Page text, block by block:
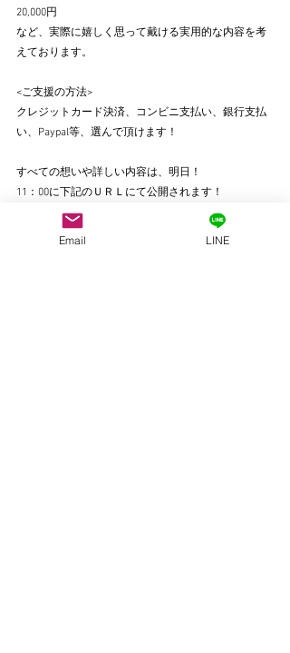
20,000円
など、実際に嬉しく思って戴ける実用的な内容を考
えております。
<ご支援の方法>
クレジットカード決済、コンビニ支払い、銀行支払
い、Paypal等、選んで頂けます！
すべての想いや詳しい内容は、明日！
11：00に下記のＵＲＬにて公開されます！
https://readyfor.jp/projects/grandwaltz
Email LINE